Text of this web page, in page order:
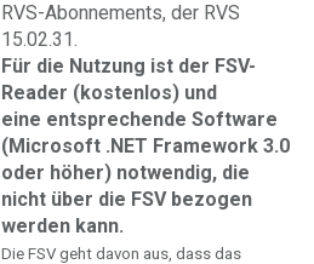
RVS-Abonnements, der RVS
15.02.31.
Für die Nutzung ist der FSV-
Reader (kostenlos) und
eine entsprechende Software
(Microsoft .NET Framework 3.0
oder höher) notwendig, die
nicht über die FSV bezogen
werden kann.
Die FSV geht davon aus, dass das